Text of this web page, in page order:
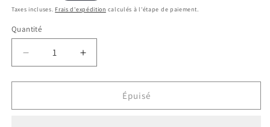
habituel
Taxes incluses. Frais d'expédition calculés à l'étape de paiement.
Quantité
Quantité
Réduire
la
quantité
Laine
Augmenter
la
quantité
Laine
Épuisé